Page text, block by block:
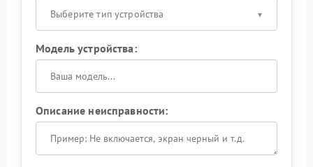
Выберите тип устройства
Модель устройства:
Описание неисправности: